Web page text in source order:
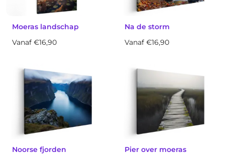
Moeras landschap
Vanaf €16,90
Na de storm
Vanaf €16,90
Noorse fjorden
Pier over moeras